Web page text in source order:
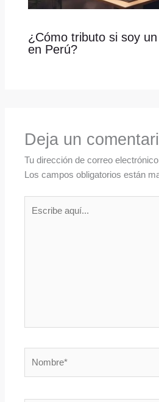
¿Cómo tributo si soy
en Perú?
Deja un
Tu dirección de correo
Los campos obligatorios están
aquí...